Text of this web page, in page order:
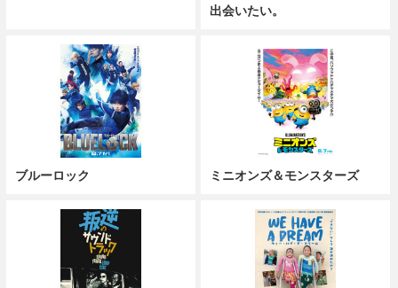
出会いたい。
ブルーロック ミニオンズ＆モンスターズ